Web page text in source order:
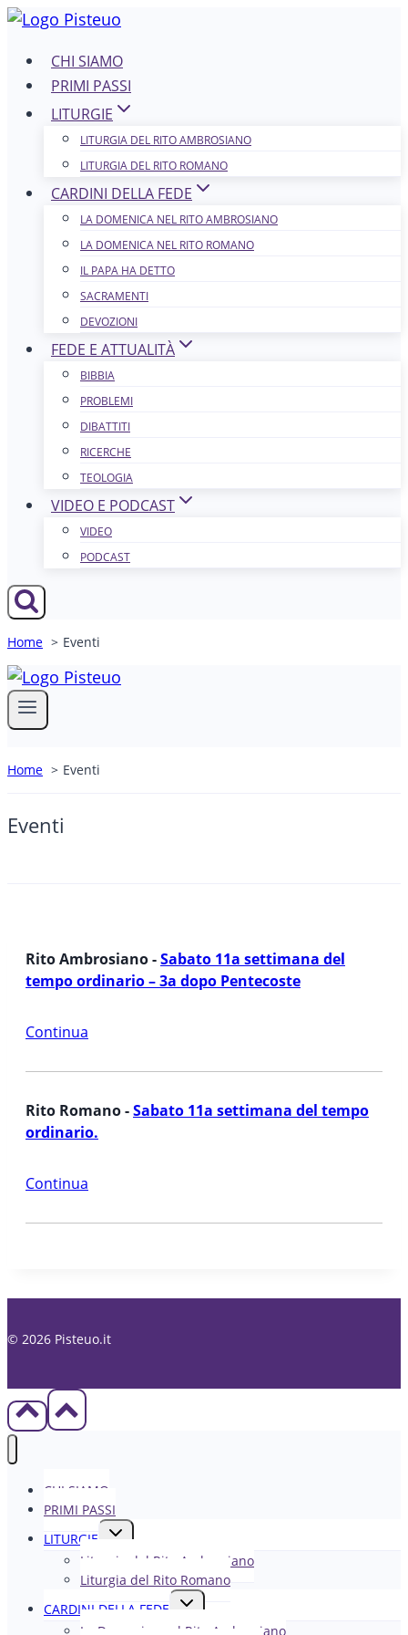
Salta
contenutoCHI SIAMO
PRIMI PASSI
LITURGIE
LITURGIA DEL RITO AMBROSIANO
LITURGIA DEL RITO ROMANO
CARDINI DELLA FEDE
LA DOMENICA NEL R​​​​​​ITO AMBROSIANO
LA DOMENICA NEL RITO ROMANO
IL PAPA HA DETTO
SACRAMENTI
DEVOZIONI
FEDE E ATTUALITÀ
BIBBIA
PROBLEMI
DIBATTITI
RICERCHE
TEOLOGIA
VIDEO E PODCAST
VIDEO
PODCAST
Home Eventi
Home Eventi
Eventi
Rito Ambrosiano -Sabato 11a settimana del
tempo ordinario – 3a dopo Pentecoste
Continua
Rito Romano -Sabato 11a settimana del tempo
ordinario.
Continua
© 2026 Pisteuo.it
CHI SIAMO
PRIMI PASSI
LITURGIE
Alterna
figlio
Liturgia del Rito Ambrosiano
Liturgia del Rito Romano
CARDINI DELLA FEDE
Alterna
figlio
La Domenica nel R​​​​​​ito Ambrosiano